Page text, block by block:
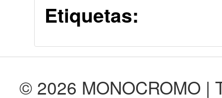
Etiquetas:
© 2026 MONOCROMO |